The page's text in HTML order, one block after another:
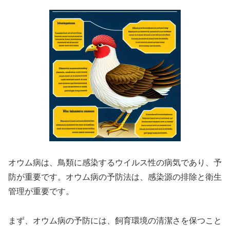
オウム病は、鳥類に感染するウイルス性の病気であり、予
防が重要です。オウム病の予防法は、感染源の排除と衛生
管理が重要です。
まず、オウム病の予防には、飼育環境の清潔さを保つこと